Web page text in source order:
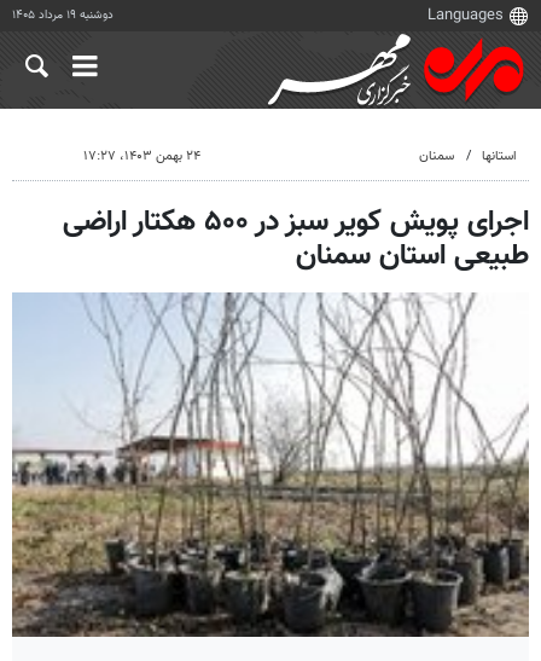
دوشنبه ۱۹ مرداد ۱۴۰۵
استانها سمنان ۲۴ بهمن ۱۴۰۳، ۱۷:۲۷
اجرای پویش کویر سبز در ۵۰۰ هکتار اراضی
طبیعی استان سمنان